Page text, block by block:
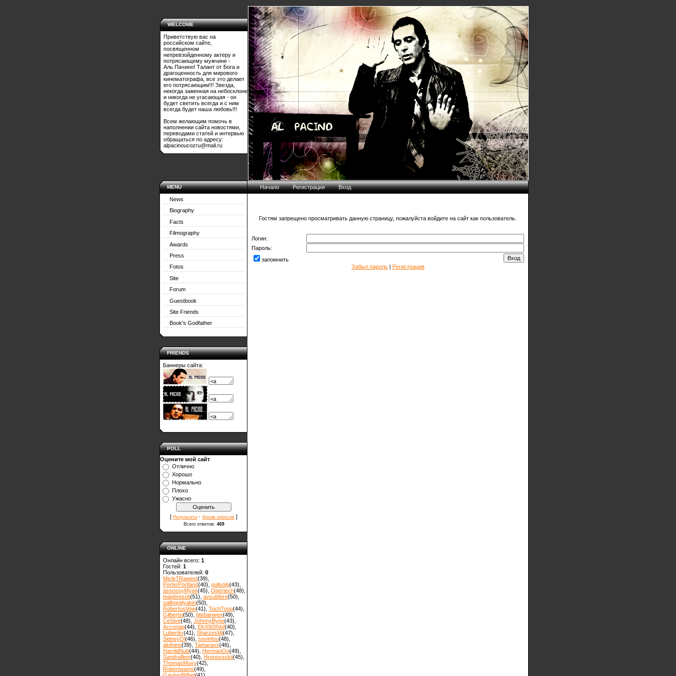
WELCOME
Приветствую вас на
российском сайте,
посвященном
непревзойденному актеру и
потрясающему мужчине -
Аль Пачино! Талант от Бога и
драгоценность для мирового
кинематографа, все это делает
его потрясающим!!! Звезда,
некогда заженная на небосклоне
и никогда не угасающая - он
будет светить всегда и с ним
всегда будет наша любовь!!!
Всем желающим помочь в
наполнении сайта новостями,
переводами статей и интервью
обращаться по адресу:
alpacinoucozru@mail.ru
MENU
News
Biography
Facts
Filmography
Awards
Press
Fotos
Site
Forum
Guestbook
Site Friends
Book's Godfather
FRIENDS
Баннеры сайта:
POLL
Оцените мой сайт
Отлично
Хорошо
Нормально
Плохо
Ужасно
[ Результаты · Архив опросов ]
Всего ответов: 469
ONLINE
Онлайн всего: 1
Гостей: 1
Пользователей: 0
MicleTRawest(39)
PorterPortland(40) gulluolg(43)
assossyMype(45) Opertech(48)
mapbresoti(51) avsubfere(50)
salihgridyakin(50)
RobertosVow(41) TochToop(44)
Gilbertsl(50) btebanwex(49)
CeSive(48) JohnnyBype(43)
Accoriap(44) EKX909Vof(40)
Lubertkr(41) SharzesMi(47)
SidneyOl(46) sevinfou(48)
alufnino(39) Tamaraxx(46)
HaroldNub(44) HermanOn(49)
Sandraflem(40) Hronovsskii(45)
ThomasMoxy(42)
Robertwams(49)
Начало Регистрация Вход
Гостям запрещено просматривать данную страницу, пожалуйста войдите на сайт как пользователь.
Логин:
Пароль:
запомнить
Забыл пароль| Регистрация